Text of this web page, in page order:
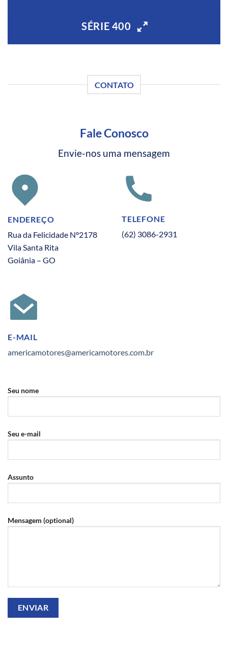
SÉRIE 400
CONTATO
Fale Conosco
Envie-nos uma mensagem
ENDEREÇO
Rua da Felicidade N°2178
Vila Santa Rita
Goiânia – GO
TELEFONE
(62) 3086-2931
E-MAIL
americamotores@americamotores.com.br
Seu nome
Seu e-mail
Assunto
Mensagem (optional)